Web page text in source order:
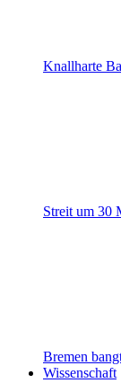
Knallharte
Streit um 30
Bremen
Wissenschaft